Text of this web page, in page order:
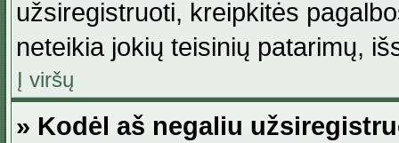
užsiregistruoti, kreipkitės
neteikia jokių teisinių patarimų,
Į viršų
» Kodėl aš negaliu